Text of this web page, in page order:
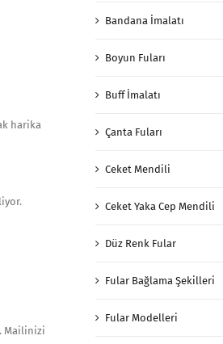
harika
Mailinizi
Bandana İmalatı
Boyun Fuları
Buff İmalatı
Çanta Fuları
Ceket Mendili
Ceket Yaka Cep Mendili
Düz Renk Fular
Fular Bağlama Şekilleri
Fular Modelleri